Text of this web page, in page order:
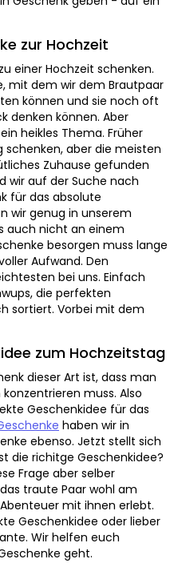
zur Hochzeit
einer Hochzeit schenken.
mit dem wir dem Brautpaar
können und sie noch oft
denken können. Aber
heikles Thema. Früher
aber die meisten
Zuhause gefunden
wir auf der Suche nach
für das absolute
wir genug in unserem
auch nicht an einem
besorgen muss lange
Aufwand. Den
bei uns. Einfach
die perfekten
sortiert. Vorbei mit dem
zum Hochzeitstag
dieser Art ist, dass man
muss. Also
Geschenkidee für das
haben wir in
ebenso. Jetzt stellt sich
die richitge Geschenkidee?
Frage aber selber
traute Paar wohl am
mit ihnen erlebt.
Geschenkidee oder lieber
Wir helfen euch
geht.